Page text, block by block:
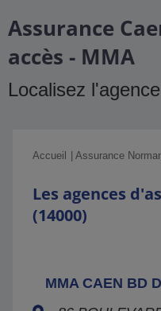
Assurance
accès - MMA
Localisez
Accueil Assurance
Les agences
(14000)
MMA CAEN BD